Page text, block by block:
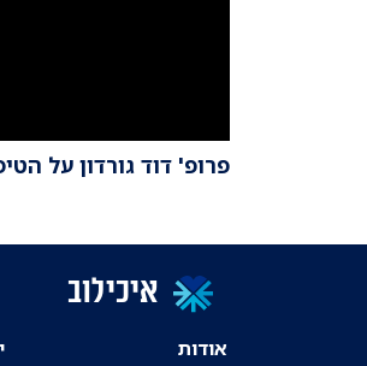
פרופ' דוד גורדון על
איכילוב
אודות